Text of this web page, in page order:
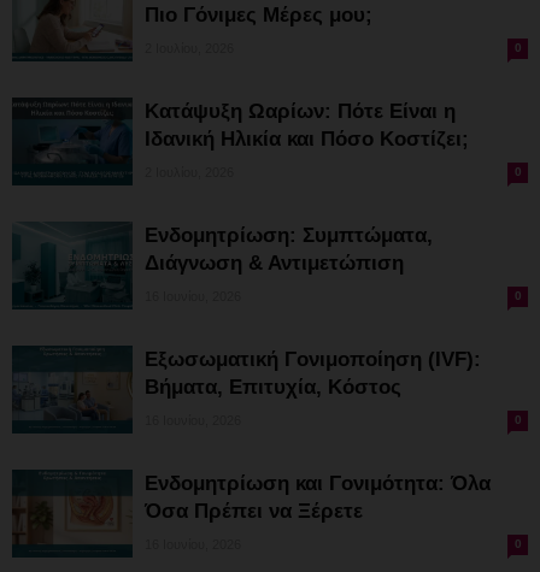
Πιο Γόνιμες Μέρες μου;
0
Κατάψυξη Ωαρίων: Πότε Είναι η
Ιδανική Ηλικία και Πόσο Κοστίζει;
0
Ενδομητρίωση: Συμπτώματα,
Διάγνωση & Αντιμετώπιση
0
Εξωσωματική Γονιμοποίηση (IVF):
Βήματα, Επιτυχία, Κόστος
0
Ενδομητρίωση και Γονιμότητα: Όλα
Όσα Πρέπει να Ξέρετε
0